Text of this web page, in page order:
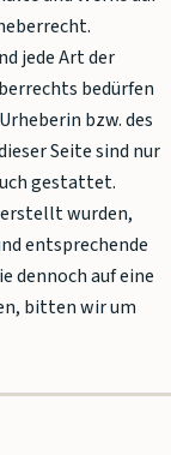
jede Art der
bedürfen
bzw. des
Seite sind nur
gestattet.
wurden,
entsprechende
dennoch auf eine
bitten wir um